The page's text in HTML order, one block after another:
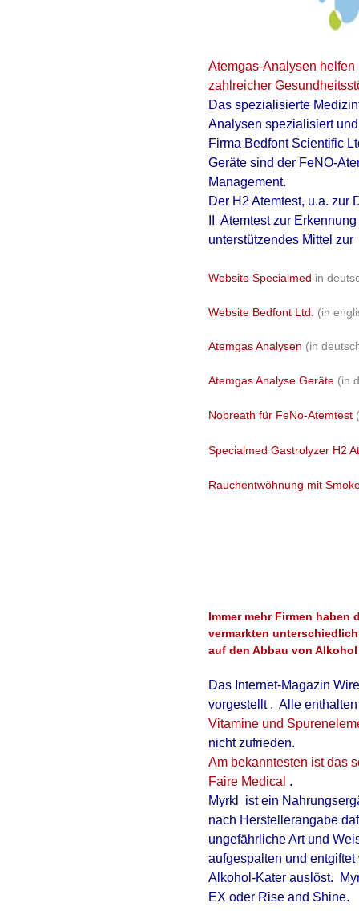
Atemgas-Analysen
zahlreicher
Das spezialisierte
Analysen spezialisiert
Firma Bedfont Scientific
Geräte sind der FeNO-
Management.
Der H2 Atemtest, u.a. zur
II Atemtest zur
unterstützendes Mittel zur
Website Specialmed in
Website Bedfont Ltd. (in
Atemgas Analysen (in
Atemgas Analyse Geräte (in
Nobreath für FeNo-Atemtest
Specialmed Gastrolyzer H2
Rauchentwöhnung mit
Immer mehr Firmen
vermarkten
auf den Abbau von
Das Internet-Magazin
vorgestellt . Alle
Vitamine und
nicht zufrieden.
Am bekanntesten ist das
Faire Medical .
Myrkl ist ein
nach Herstellerangabe
ungefährliche Art und
aufgespalten und
Alkohol-Kater auslöst.
EX oder Rise and Shine.